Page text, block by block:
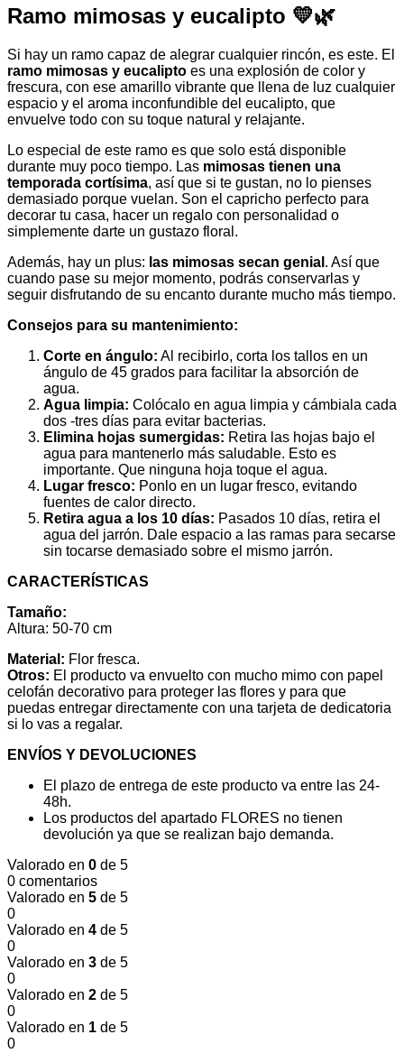
Ramo mimosas y eucalipto 💛🌿
Si hay un ramo capaz de alegrar cualquier rincón, es este. El
ramo mimosas y eucalipto es una explosión de color y
frescura, con ese amarillo vibrante que llena de luz cualquier
espacio y el aroma inconfundible del eucalipto, que
envuelve todo con su toque natural y relajante.
Lo especial de este ramo es que solo está disponible
durante muy poco tiempo. Las mimosas tienen una
temporada cortísima, así que si te gustan, no lo pienses
demasiado porque vuelan. Son el capricho perfecto para
decorar tu casa, hacer un regalo con personalidad o
simplemente darte un gustazo floral.
Además, hay un plus: las mimosas secan genial . Así que
cuando pase su mejor momento, podrás conservarlas y
seguir disfrutando de su encanto durante mucho más tiempo.
Consejos para su mantenimiento:
Corte en ángulo: Al recibirlo, corta los tallos en un
ángulo de 45 grados para facilitar la absorción de
agua.
Agua limpia: Colócalo en agua limpia y cámbiala cada
dos -tres días para evitar bacterias.
Elimina hojas sumergidas: Retira las hojas bajo el
agua para mantenerlo más saludable. Esto es
importante. Que ninguna hoja toque el agua.
Lugar fresco: Ponlo en un lugar fresco, evitando
fuentes de calor directo.
Retira agua a los 10 días: Pasados 10 días, retira el
agua del jarrón. Dale espacio a las ramas para secarse
sin tocarse demasiado sobre el mismo jarrón.
CARACTERÍSTICAS
Tamaño:
Altura: 50-70 cm
Material: Flor fresca.
Otros: El producto va envuelto con mucho mimo con papel
celofán decorativo para proteger las flores y para que
puedas entregar directamente con una tarjeta de dedicatoria
si lo vas a regalar.
ENVÍOS Y DEVOLUCIONES
El plazo de entrega de este producto va entre las 24-
48h.
Los productos del apartado FLORES no tienen
devolución ya que se realizan bajo demanda.
Valorado en 0 de 5
0 comentarios
Valorado en 5 de 5
0
Valorado en 4 de 5
0
Valorado en 3 de 5
0
Valorado en 2 de 5
0
Valorado en 1 de 5
0